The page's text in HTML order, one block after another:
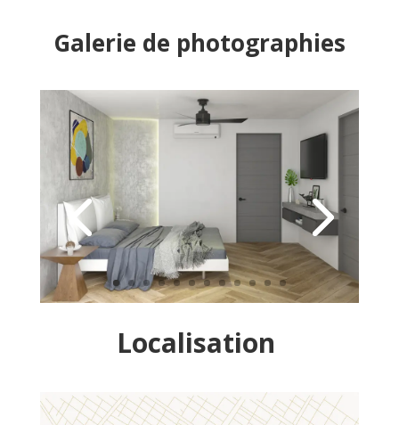
Galerie de photographies
Localisation